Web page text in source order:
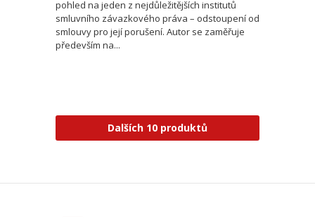
pohled na jeden z nejdůležitějších institutů
smluvního závazkového práva – odstoupení od
smlouvy pro její porušení. Autor se zaměřuje
především na...
Dalších 10 produktů